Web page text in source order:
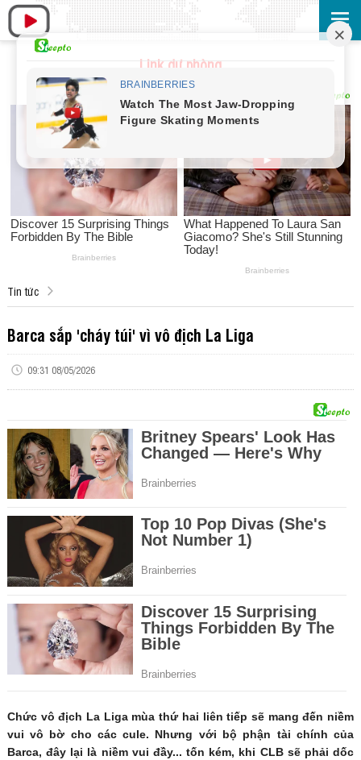
Link dự phòng
Tin tức
Barca sắp 'cháy túi' vì vô địch La Liga
09:31 08/05/2026
Chức vô địch La Liga mùa thứ hai liên tiếp sẽ mang đến niềm
vui vô bờ cho các cule. Nhưng với bộ phận tài chính của
Barca, đây lại là niềm vui đầy... tốn kém, khi CLB sẽ phải dốc